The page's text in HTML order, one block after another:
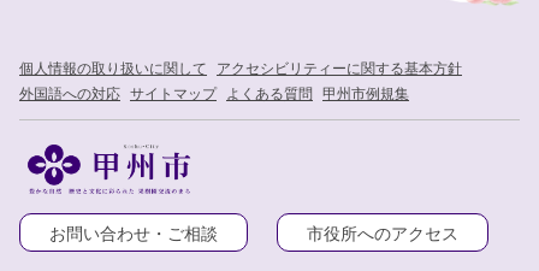
個人情報の取り扱いに関して アクセシビリティーに関する基本方針
外国語への対応 サイトマップ よくある質問 甲州市例規集
お問い合わせ・ご相談 市役所へのアクセス